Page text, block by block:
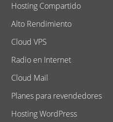
Hosting Compartido
Alto Rendimiento
Cloud VPS
Radio en Internet
Cloud Mail
Planes para revendedores
Hosting WordPress